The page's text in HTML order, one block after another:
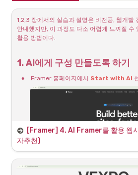
1,2,3 장에서의 실습과 설명은 비전공, 웹개발
안내했지만, 이 과정도 다소 어렵게 느껴질 수
활용 방법이다.
1. AI에게 구성 만들도록 하기
• Framer 홈페이지에서 Start with AI
[Framer] 4. AI Framer를 활용 웹
자추천)